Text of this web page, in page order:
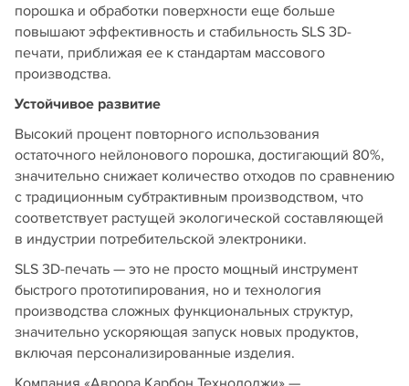
порошка и обработки поверхности еще больше
повышают эффективность и стабильность SLS 3D-
печати, приближая ее к стандартам массового
производства.
Устойчивое развитие
Высокий процент повторного использования
остаточного нейлонового порошка, достигающий 80%,
значительно снижает количество отходов по сравнению
с традиционным субтрактивным производством, что
соответствует растущей экологической составляющей
в индустрии потребительской электроники.
SLS 3D-печать — это не просто мощный инструмент
быстрого прототипирования, но и технология
производства сложных функциональных структур,
значительно ускоряющая запуск новых продуктов,
включая персонализированные изделия.